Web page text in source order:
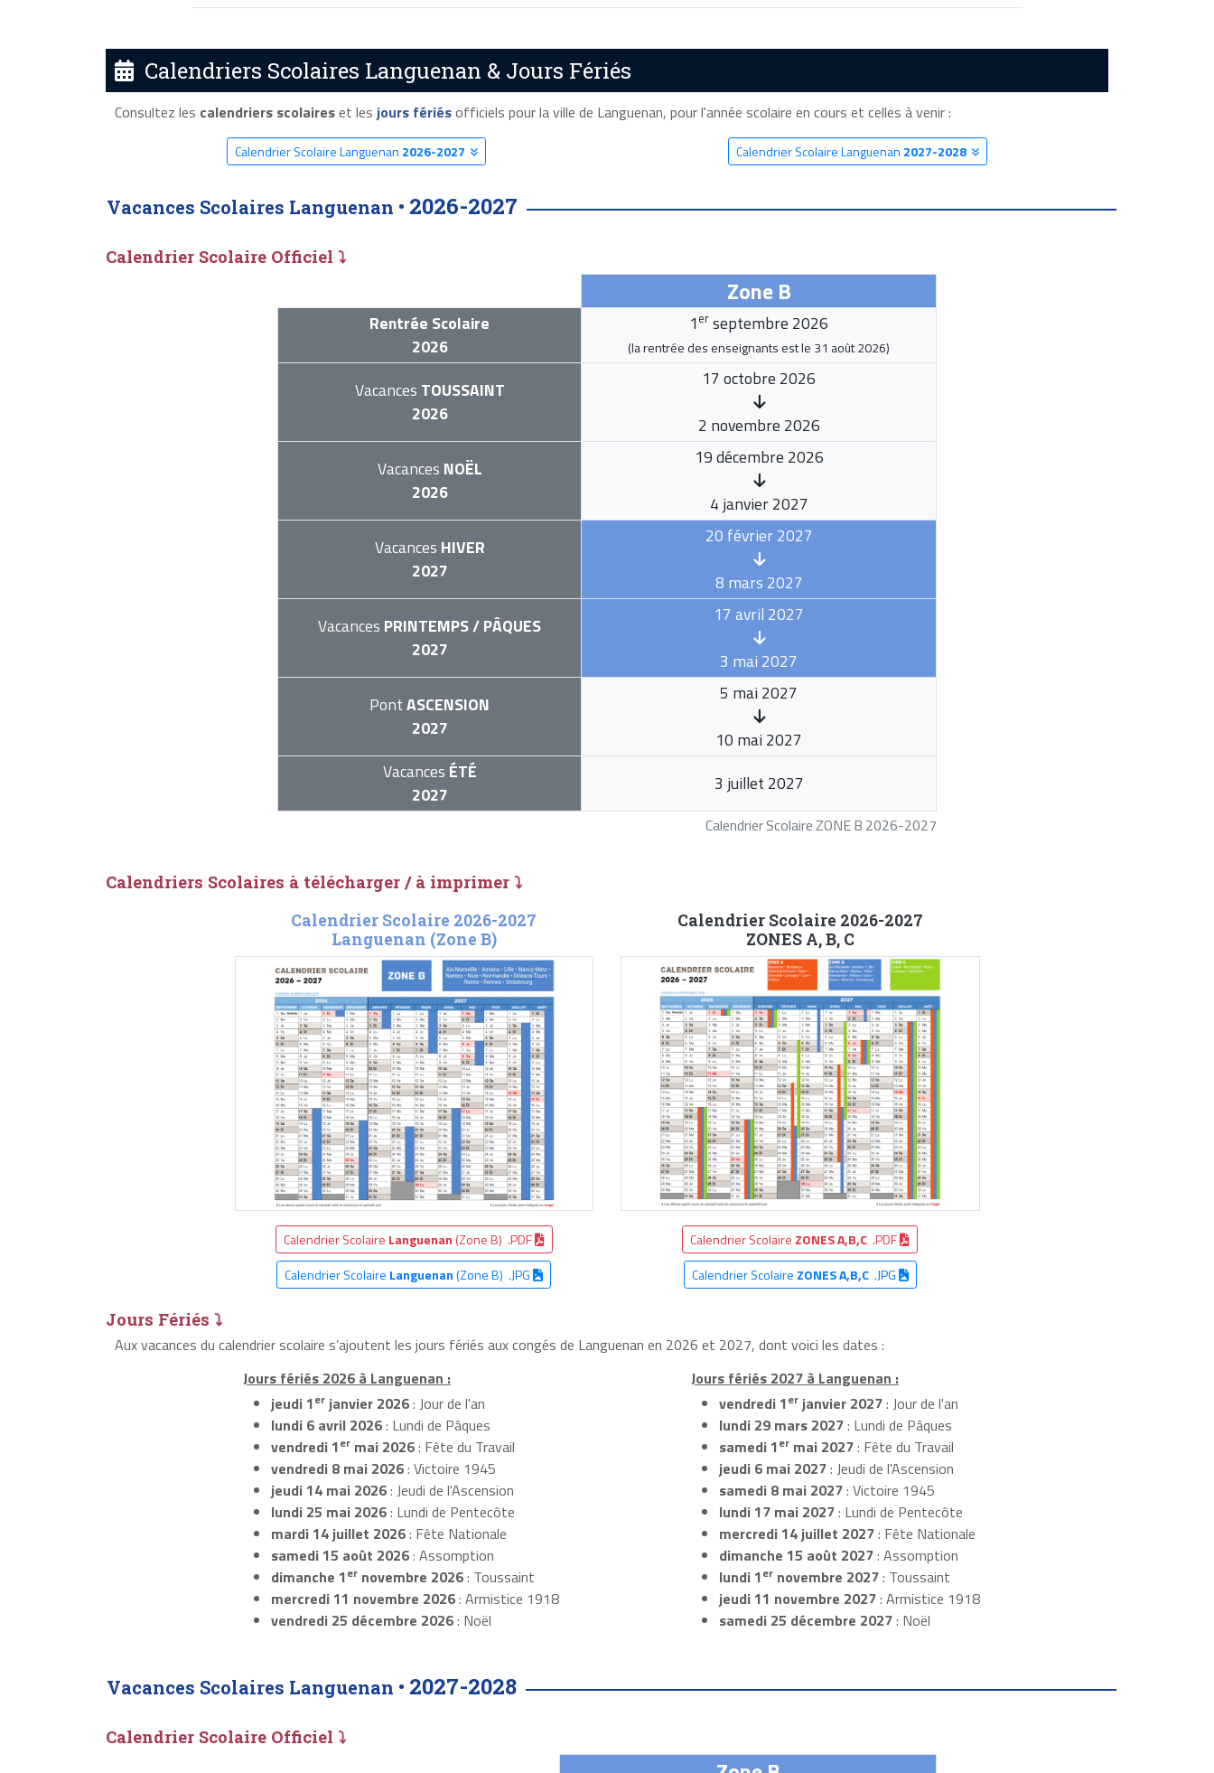
Calendriers Scolaires Languenan & Jours Fériés
Consultez les calendriers scolaireset les jours fériésofficiels pour la ville de Languenan, pour l'année scolaire en cours et celles à venir :
Calendrier Scolaire Languenan 2026-2027 Calendrier Scolaire Languenan 2027-2028
Vacances Scolaires Languenan • 2026-2027
Calendrier Scolaire Officiel ⤵
Calendrier Scolaire ZONE B 2026-2027
Zone B
Rentrée Scolaire
2026
1 er septembre 2026
(la rentrée des enseignants est le 31 août 2026)
Vacances TOUSSAINT
2026
17 octobre 2026
2 novembre 2026
Vacances NOËL
2026
19 décembre 2026
4 janvier 2027
Vacances HIVER
2027
20 février 2027
8 mars 2027
Vacances PRINTEMPS / PÂQUES
2027
17 avril 2027
3 mai 2027
PontASCENSION
2027
5 mai 2027
10 mai 2027
Vacances ÉTÉ
2027
3 juillet 2027
Calendriers Scolaires à télécharger / à imprimer ⤵
Calendrier Scolaire 2026-2027
Languenan (Zone B)
Calendrier Scolaire Languenan (Zone B) .PDF
Calendrier Scolaire Languenan(Zone B) .JPG
Calendrier Scolaire 2026-2027
ZONES A, B, C
Calendrier Scolaire ZONES A,B,C .PDF
Calendrier Scolaire ZONES A,B,C.JPG
Jours Fériés ⤵
Aux vacances du calendrier scolaire s’ajoutent les jours fériés aux congés de Languenan en 2026 et 2027, dont voici les dates :
Jours fériés 2026 à Languenan :
jeudi 1erjanvier 2026: Jour de l'an
lundi 6 avril 2026: Lundi de Pâques
vendredi 1ermai 2026: Fête du Travail
vendredi 8 mai 2026: Victoire 1945
jeudi 14 mai 2026: Jeudi de l'Ascension
lundi 25 mai 2026: Lundi de Pentecôte
mardi 14 juillet 2026: Fête Nationale
samedi 15 août 2026: Assomption
dimanche 1ernovembre 2026: Toussaint
mercredi 11 novembre 2026: Armistice 1918
vendredi 25 décembre 2026: Noël
Jours fériés 2027 à Languenan :
vendredi 1erjanvier 2027: Jour de l'an
lundi 29 mars 2027: Lundi de Pâques
samedi 1ermai 2027: Fête du Travail
jeudi 6 mai 2027: Jeudi de l'Ascension
samedi 8 mai 2027: Victoire 1945
lundi 17 mai 2027: Lundi de Pentecôte
mercredi 14 juillet 2027: Fête Nationale
dimanche 15 août 2027: Assomption
lundi 1ernovembre 2027: Toussaint
jeudi 11 novembre 2027: Armistice 1918
samedi 25 décembre 2027: Noël
Vacances Scolaires Languenan • 2027-2028
Calendrier Scolaire Officiel ⤵